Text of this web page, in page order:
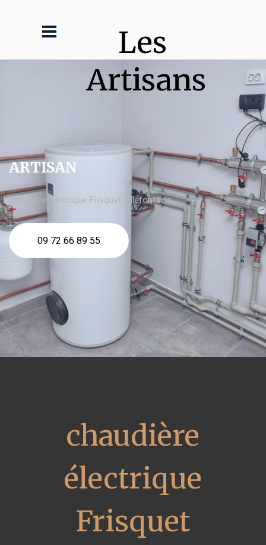
Les
Artisans
ARTISAN
chaudière électrique Frisquet Villefontaine
09 72 66 89 55
chaudière
électrique
Frisquet